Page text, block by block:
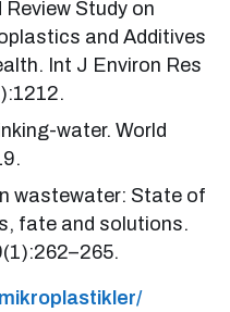
Study on
and Additives
Int J Environ Res
water. World
wastewater: State of
fate and solutions.